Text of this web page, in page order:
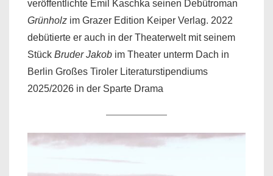
veröffentlichte Emil Kaschka seinen Debütroman
Grünholz im Grazer Edition Keiper Verlag. 2022
debütierte er auch in der Theaterwelt mit seinem
Stück Bruder Jakob im Theater unterm Dach in
Berlin Großes Tiroler Literaturstipendiums
2025/2026 in der Sparte Drama